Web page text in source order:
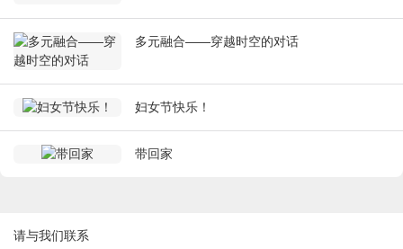
多元融合——穿越时空的对话
妇女节快乐！
带回家
请与我们联系